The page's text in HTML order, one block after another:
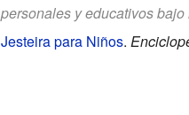
personales y educativos
Jesteira para Niños.